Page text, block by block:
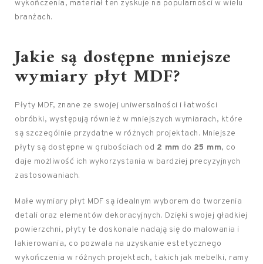
wykończenia, materiał ten zyskuje na popularności w wielu
branżach.
Jakie są dostępne mniejsze
wymiary płyt MDF?
Płyty MDF, znane ze swojej uniwersalności i łatwości
obróbki, występują również w mniejszych wymiarach, które
są szczególnie przydatne w różnych projektach. Mniejsze
płyty są dostępne w grubościach od 2 mm do 25 mm, co
daje możliwość ich wykorzystania w bardziej precyzyjnych
zastosowaniach.
Małe wymiary płyt MDF są idealnym wyborem do tworzenia
detali oraz elementów dekoracyjnych. Dzięki swojej gładkiej
powierzchni, płyty te doskonale nadają się do malowania i
lakierowania, co pozwala na uzyskanie estetycznego
wykończenia w różnych projektach, takich jak mebelki, ramy